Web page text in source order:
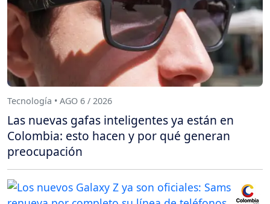
Tecnología • AGO 6 / 2026
Las nuevas gafas inteligentes ya están en
Colombia: esto hacen y por qué generan
preocupación